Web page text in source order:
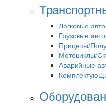
Легковые
Грузовые
Прицепы/
Мотоциклы/
Аварийные